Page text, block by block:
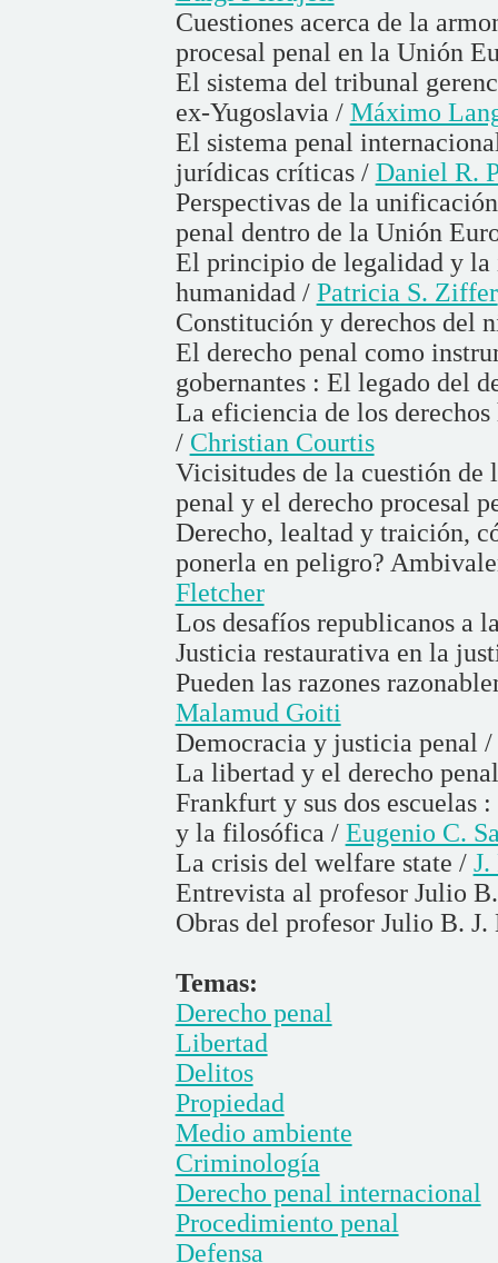
Cuestiones acerca de la
procesal penal en la Unión
El sistema del tribunal
ex-Yugoslavia / Máximo
El sistema penal
jurídicas críticas / Daniel R.
Perspectivas de la
penal dentro de la Unión
El principio de legalidad y
humanidad / Patricia S. Ziffer
Constitución y derechos del
El derecho penal como
gobernantes : El legado del
La eficiencia de los
/ Christian Courtis
Vicisitudes de la cuestión de
penal y el derecho procesal
Derecho, lealtad y traición,
ponerla en peligro?
Fletcher
Los desafíos republicanos a
Justicia restaurativa en la
Pueden las razones
Malamud Goiti
Democracia y justicia penal /
La libertad y el derecho
Frankfurt y sus dos escuelas
y la filosófica / Eugenio C.
La crisis del welfare state / J.
Entrevista al profesor Julio
Obras del profesor Julio B. J.
Temas:
Derecho penal
Libertad
Delitos
Propiedad
Medio ambiente
Criminología
Derecho penal internacional
Procedimiento penal
Defensa